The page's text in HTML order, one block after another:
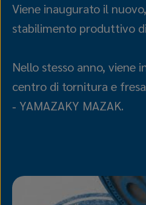
Viene inaugurato il
stabilimento produttivo
Nello stesso anno, viene
centro di tornitura e
‑ YAMAZAKY MAZAK.